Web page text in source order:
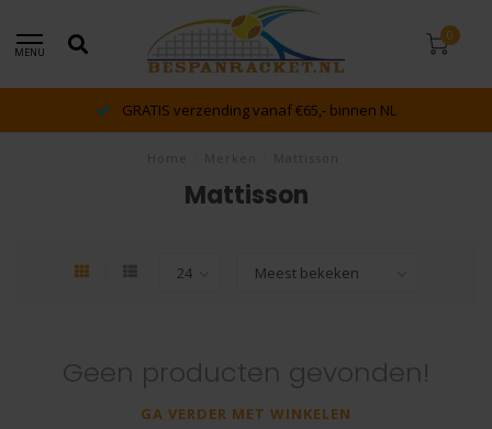
MENU
0
GRATIS verzending vanaf €65,- binnen NL
Mattisson
Geen producten gevonden!
GA VERDER MET WINKELEN